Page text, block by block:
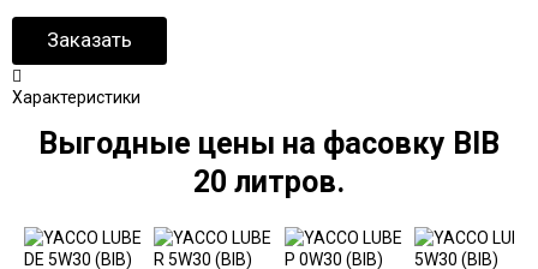
Заказать
Характеристики
Выгодные цены на фасовку BIB
20 литров.